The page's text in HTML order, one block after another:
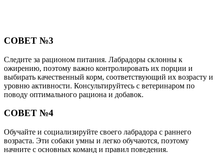
СОВЕТ №3
Следите за рационом питания. Лабрадоры склонны к
ожирению, поэтому важно контролировать их порции и
выбирать качественный корм, соответствующий их возрасту и
уровню активности. Консультируйтесь с ветеринаром по
поводу оптимального рациона и добавок.
СОВЕТ №4
Обучайте и социализируйте своего лабрадора с раннего
возраста. Эти собаки умны и легко обучаются, поэтому
начните с основных команд и правил поведения.